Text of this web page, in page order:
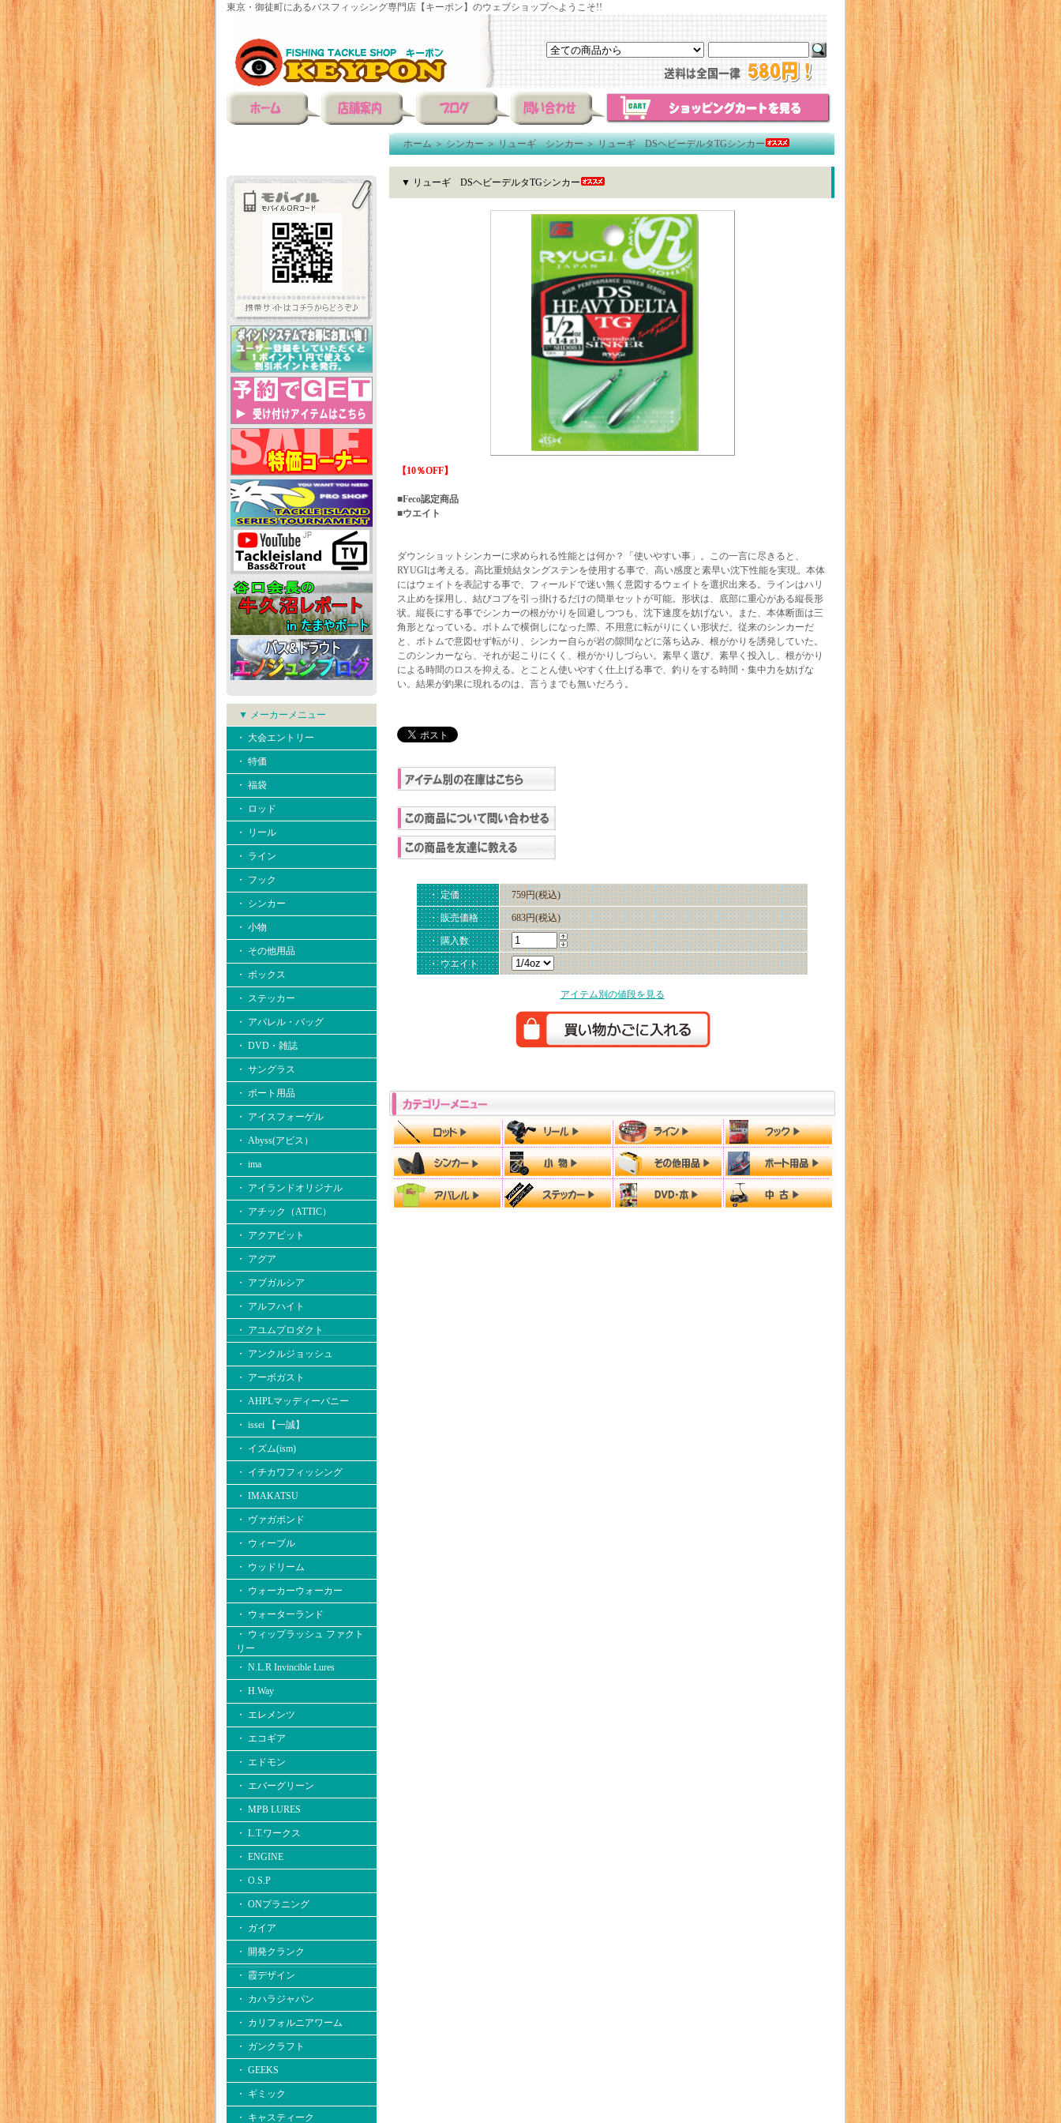
東京・御徒町にあるバスフィッシング専門店【キーポン】のウェブショップへようこそ!!
▼ メーカーメニュー
・ 大会エントリー
・ 特価
・ 福袋
・ ロッド
・ リール
・ ライン
・ フック
・ シンカー
・ 小物
・ その他用品
・ ボックス
・ ステッカー
・ アパレル・バッグ
・ DVD・雑誌
・ サングラス
・ ボート用品
・ アイスフォーゲル
・ Abyss(アビス）
・ ima
・ アイランドオリジナル
・ アチック（ATTIC）
・ アクアビット
・ アグア
・ アブガルシア
・ アルフハイト
・ アユムプロダクト
・ アンクルジョッシュ
・ アーボガスト
・ AHPLマッディーバニー
・ issei 【一誠】
・ イズム(ism)
・ イチカワフィッシング
・ IMAKATSU
・ ヴァガボンド
・ ウィーブル
・ ウッドリーム
・ ウォーカーウォーカー
・ ウォーターランド
・ ウィップラッシュ ファクト
リー
・ N.L.R Invincible Lures
・ H.Way
・ エレメンツ
・ エコギア
・ エドモン
・ エバーグリーン
・ MPB LURES
・ L.T.ワークス
・ ENGINE
・ O.S.P
・ ONプラニング
・ ガイア
・ 開発クランク
・ 霞デザイン
・ カハラジャパン
・ カリフォルニアワーム
・ ガンクラフト
・ GEEKS
・ ギミック
・ キャスティーク
ホーム＞シンカー＞リューギ シンカー＞リューギ DSヘビーデルタTGシンカー
▼ リューギ DSヘビーデルタTGシンカー
【10％OFF】
■Feco認定商品
■ウエイト
ダウンショットシンカーに求められる性能とは何か？「使いやすい事」。この一言に尽きると、
RYUGIは考える。高比重焼結タングステンを使用する事で、高い感度と素早い沈下性能を実現。本体
にはウェイトを表記する事で、フィールドで迷い無く意図するウェイトを選択出来る。ラインはハリ
ス止めを採用し、結びコブを引っ掛けるだけの簡単セットが可能。形状は、底部に重心がある縦長形
状。縦長にする事でシンカーの根がかりを回避しつつも、沈下速度を妨げない。また、本体断面は三
角形となっている。ボトムで横倒しになった際、不用意に転がりにくい形状だ。従来のシンカーだ
と、ボトムで意図せず転がり、シンカー自らが岩の隙間などに落ち込み、根がかりを誘発していた。
このシンカーなら、それが起こりにくく、根がかりしづらい。素早く選び、素早く投入し、根がかり
による時間のロスを抑える。とことん使いやすく仕上げる事で、釣りをする時間・集中力を妨げな
い。結果が釣果に現れるのは、言うまでも無いだろう。
・ 定価 759円(税込)
・ 販売価格 683円(税込)
・ 購入数
・ ウエイト
アイテム別の値段を見る